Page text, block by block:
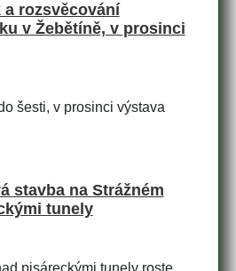
rozsvěcování
v Žebětíně, v prosinci
šesti, v prosinci výstava
stavba na Strážném
tunely
pisáreckými tunely roste